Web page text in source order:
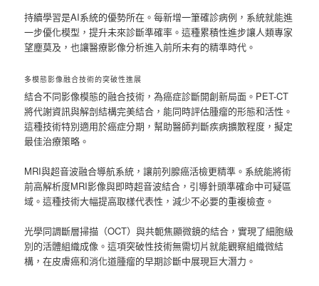
持續學習是AI系統的優勢所在。每新增一筆確診病例，系統就能進
一步優化模型，提升未來診斷準確率。這種累積性進步讓人類專家
望塵莫及，也讓醫療影像分析進入前所未有的精準時代。
多模態影像融合技術的突破性進展
結合不同影像模態的融合技術，為癌症診斷開創新局面。PET-CT
將代謝資訊與解剖結構完美結合，能同時評估腫瘤的形態和活性。
這種技術特別適用於癌症分期，幫助醫師判斷疾病擴散程度，擬定
最佳治療策略。
MRI與超音波融合導航系統，讓前列腺癌活檢更精準。系統能將術
前高解析度MRI影像與即時超音波結合，引導針頭準確命中可疑區
域。這種技術大幅提高取樣代表性，減少不必要的重複檢查。
光學同調斷層掃描（OCT）與共軛焦顯微鏡的結合，實現了細胞級
別的活體組織成像。這項突破性技術無需切片就能觀察組織微結
構，在皮膚癌和消化道腫瘤的早期診斷中展現巨大潛力。